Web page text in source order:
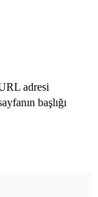
adresi
başlığı